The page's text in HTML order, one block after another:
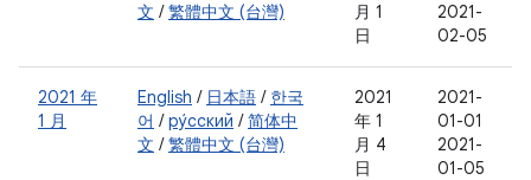
文 /繁體中文 (台灣)
月 1
日
2021-
02-05
2021 年
1 月
English / 日本語 / 한국
어 /ру́сский /简体中
文 /繁體中文 (台灣)
2021
年 1
月 4
日
2021-
01-01
2021-
01-05